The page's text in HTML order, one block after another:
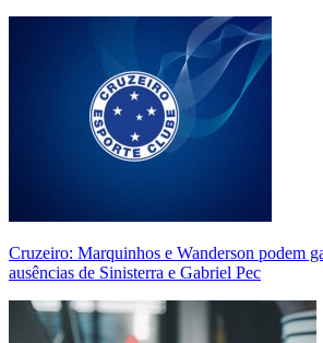
Cruzeiro: Marquinhos e Wanderson podem
ausências de Sinisterra e Gabriel Pec